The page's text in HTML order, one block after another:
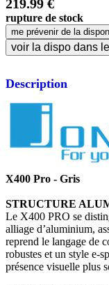
219.99 €
rupture de stock
me prévenir de la
voir la dispo dans
Description
X400 Pro - Gris
STRUCTURE
Le X400 PRO se
alliage d’aluminium,
reprend le langage de
robustes et un style e-
présence visuelle plus